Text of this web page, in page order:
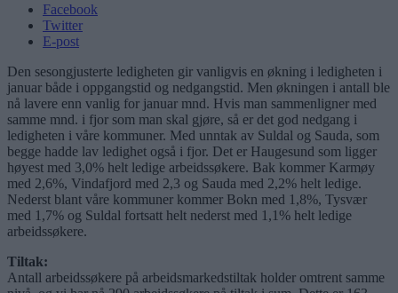
Facebook
Twitter
E-post
Den sesongjusterte ledigheten gir vanligvis en økning i ledigheten i
januar både i oppgangstid og nedgangstid. Men økningen i antall ble
nå lavere enn vanlig for januar mnd. Hvis man sammenligner med
samme mnd. i fjor som man skal gjøre, så er det god nedgang i
ledigheten i våre kommuner. Med unntak av Suldal og Sauda, som
begge hadde lav ledighet også i fjor. Det er Haugesund som ligger
høyest med 3,0% helt ledige arbeidssøkere. Bak kommer Karmøy
med 2,6%, Vindafjord med 2,3 og Sauda med 2,2% helt ledige.
Nederst blant våre kommuner kommer Bokn med 1,8%, Tysvær
med 1,7% og Suldal fortsatt helt nederst med 1,1% helt ledige
arbeidssøkere.
Tiltak:
Antall arbeidssøkere på arbeidsmarkedstiltak holder omtrent samme